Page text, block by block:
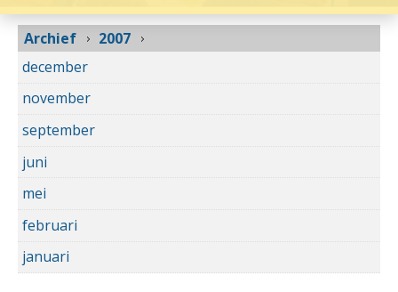
Archief
2007
december
november
september
juni
mei
februari
januari